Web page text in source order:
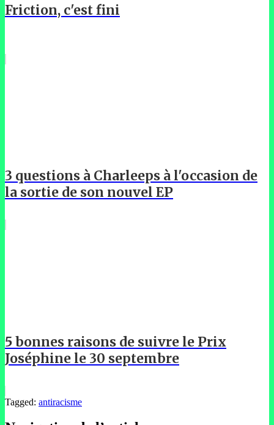
Friction, c'est fini
3 questions à Charleeps à l'occasion de
la sortie de son nouvel EP
5 bonnes raisons de suivre le Prix
Joséphine le 30 septembre
Tagged: antiracisme